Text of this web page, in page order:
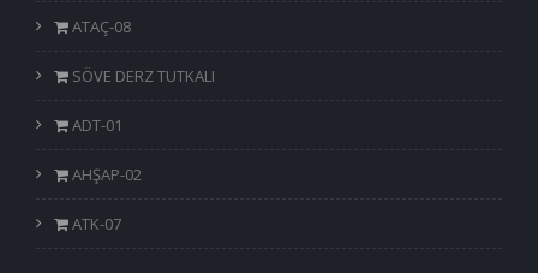
ATAÇ-08
SÖVE DERZ TUTKALI
ADT-01
AHŞAP-02
ATK-07